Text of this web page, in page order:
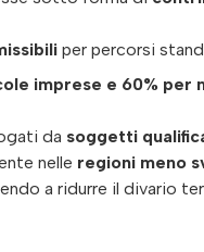
per percorsi
imprese e 60% per
da soggetti
nelle regioni meno
a ridurre il divario